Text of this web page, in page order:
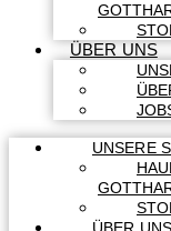
ÜBER UNS
UNSERE